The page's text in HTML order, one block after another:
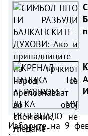
Изборите на 9